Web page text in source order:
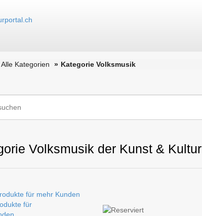
Alle Kategorien Kategorie Volksmusik
Volksmusik der Kunst & Kultur